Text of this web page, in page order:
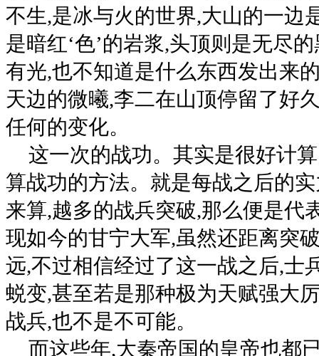
不生,是冰与火的世界,大山的一边
是暗红‘色’的岩浆,头顶则是无尽
有光,也不知道是什么东西发出来
天边的微曦,李二在山顶停留了好
任何的变化。
这一次的战功。其实是很好计
算战功的方法。就是每战之后的
来算,越多的战兵突破,那么便是代
现如今的甘宁大军,虽然还距离突
远,不过相信经过了这一战之后,士
蜕变,甚至若是那种极为天赋强大
战兵,也不是不可能。
而这些年,大秦帝国的皇帝也都